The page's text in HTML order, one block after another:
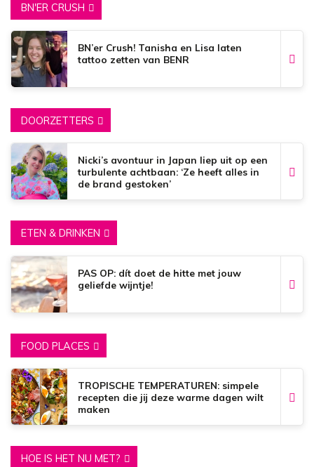
BN'ER CRUSH
BN’er Crush! Tanisha en Lisa laten
tattoo zetten van BENR
DOORZETTERS
Nicki’s avontuur in Japan liep uit op een
turbulente achtbaan: ‘Ze heeft alles in
de brand gestoken’
ETEN & DRINKEN
PAS OP: dít doet de hitte met jouw
geliefde wijntje!
FOOD PLACES
TROPISCHE TEMPERATUREN: simpele
recepten die jij deze warme dagen wilt
maken
HOE IS HET NU MET?